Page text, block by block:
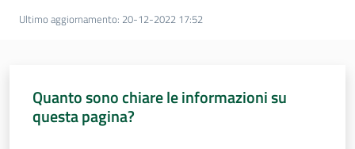
Ultimo aggiornamento: 20-12-2022 17:52
Quanto sono chiare le informazioni su
questa pagina?